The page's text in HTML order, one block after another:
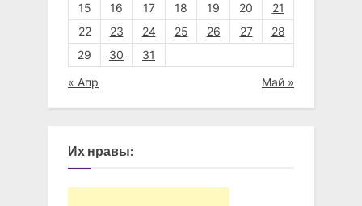
15
16 17 18 19 20
21
22
23 24 25 26 27
28
29
30 31
« Апр Май »
Их нравы: